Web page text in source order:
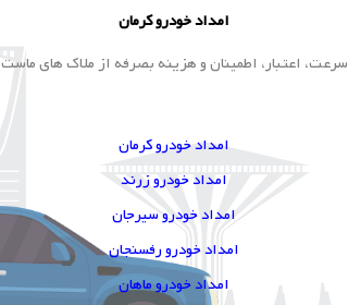
امداد خودرو کرمان
سرعت، اعتبار، اطمینان و هزینه بصرفه از ملاک های ماست
امداد خودرو کرمان
امداد خودرو زرند
امداد خودرو سیرجان
امداد خودرو رفسنجان
امداد خودرو ماهان